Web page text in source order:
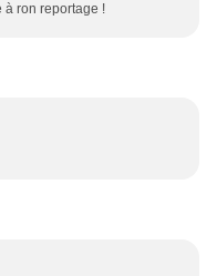
à ron reportage !